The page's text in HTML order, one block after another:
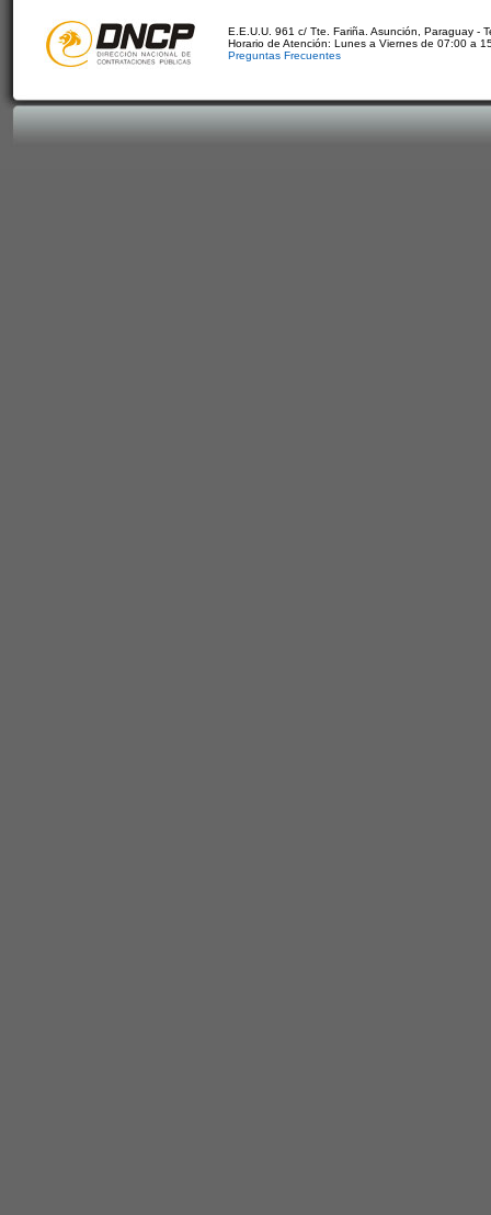
E.E.U.U. 961 c/ Tte. Fariña. Asunción, Paraguay -
Horario de Atención: Lunes a Viernes de 07:00 a
Preguntas Frecuentes